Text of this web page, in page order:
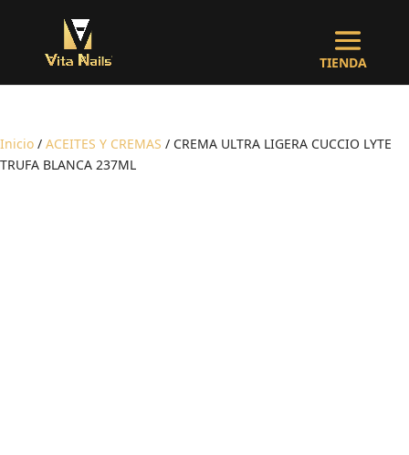
Inicio / ACEITES Y CREMAS / CREMA ULTRA LIGERA CUCCIO LYTE
TRUFA BLANCA 237ML